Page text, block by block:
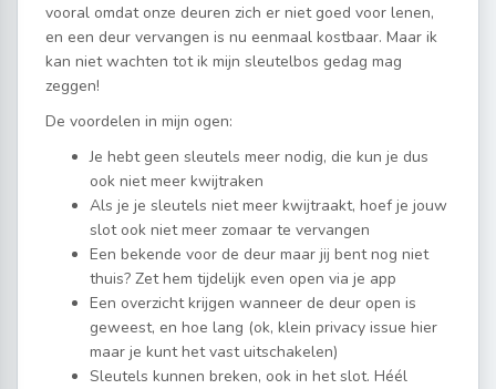
vooral omdat onze deuren zich er niet goed voor lenen,
en een deur vervangen is nu eenmaal kostbaar. Maar ik
kan niet wachten tot ik mijn sleutelbos gedag mag
zeggen!
De voordelen in mijn ogen:
Je hebt geen sleutels meer nodig, die kun je dus
ook niet meer kwijtraken
Als je je sleutels niet meer kwijtraakt, hoef je jouw
slot ook niet meer zomaar te vervangen
Een bekende voor de deur maar jij bent nog niet
thuis? Zet hem tijdelijk even open via je app
Een overzicht krijgen wanneer de deur open is
geweest, en hoe lang (ok, klein privacy issue hier
maar je kunt het vast uitschakelen)
Sleutels kunnen breken, ook in het slot. Héél